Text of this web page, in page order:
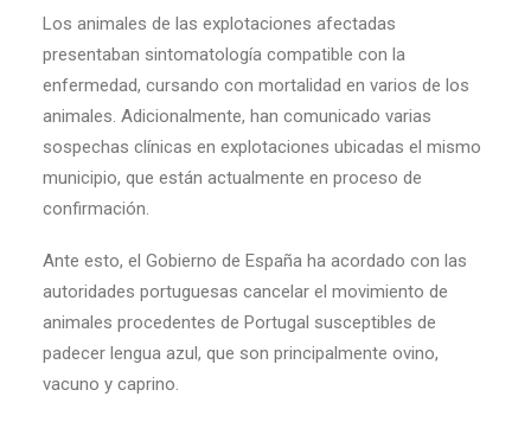
Los animales de las explotaciones afectadas
presentaban sintomatología compatible con la
enfermedad, cursando con mortalidad en varios de los
animales. Adicionalmente, han comunicado varias
sospechas clínicas en explotaciones ubicadas el mismo
municipio, que están actualmente en proceso de
confirmación.
Ante esto, el Gobierno de España ha acordado con las
autoridades portuguesas cancelar el movimiento de
animales procedentes de Portugal susceptibles de
padecer lengua azul, que son principalmente ovino,
vacuno y caprino.